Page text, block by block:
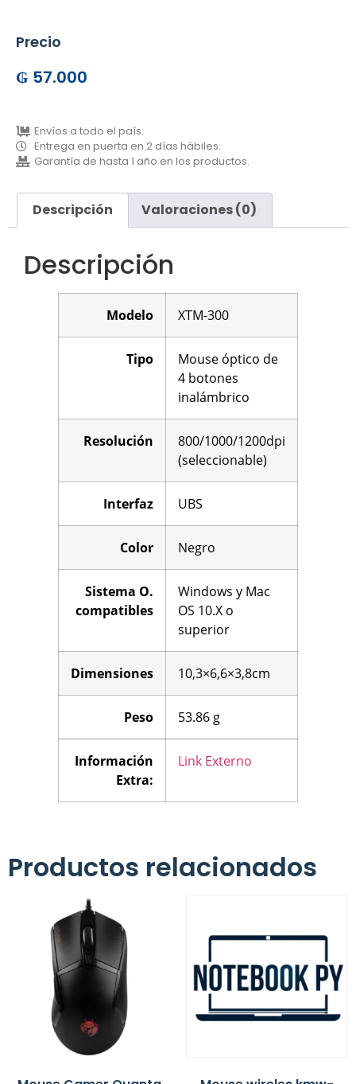
Precio
₲ 57.000
Envíos a todo el país.
Entrega en puerta en 2 días hábiles.
Garantía de hasta 1 año en los productos.
Descripción Valoraciones (0)
Descripción
Modelo XTM-300
Tipo
Mouse óptico de
4 botones
inalámbrico
Resolución
800/1000/1200dpi
(seleccionable)
Interfaz UBS
Color Negro
Sistema O.
compatibles
Windows y Mac
OS 10.X o
superior
Dimensiones 10,3×6,6×3,8cm
Peso 53.86 g
Información
Extra:
Link Externo
Productos relacionados